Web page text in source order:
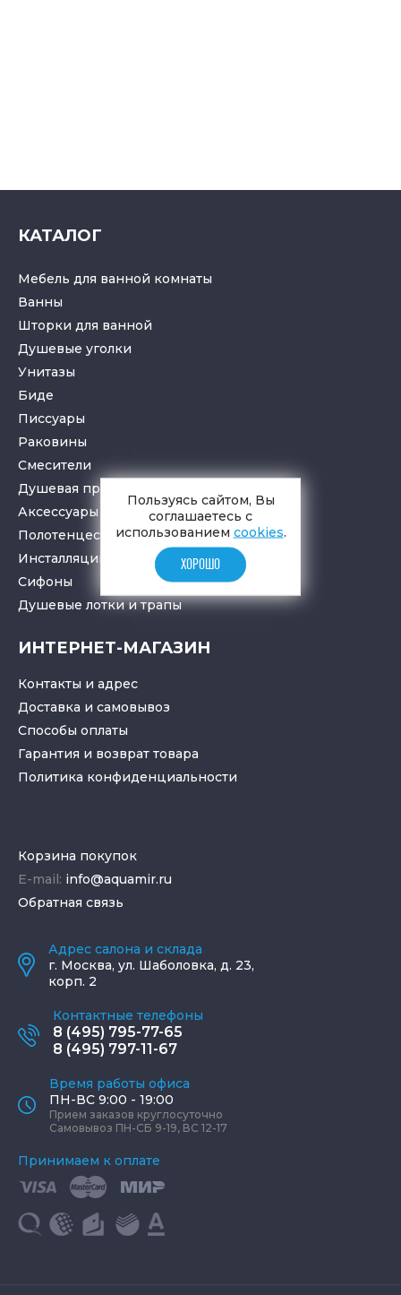
КАТАЛОГ
Мебель для ванной комнаты
Ванны
Шторки для ванной
Душевые уголки
Унитазы
Биде
Писсуары
Раковины
Смесители
Душевая программа
Аксессуары в ванную
Полотенцесушители
Инсталляции для санузлов
Cифоны
Душевые лоткиитрапы
ИНТЕРНЕТ-МАГАЗИН
Контакты и адрес
Доставка и самовывоз
Способы оплаты
Гарантия и возврат товара
Политика конфиденциальности
Корзина покупок
E-mail: info@aquamir.ru
Обратная связь
Адрес салона и склада
г. Москва, ул. Шаболовка, д. 23,
корп. 2
Контактные телефоны
8 (495) 795-77-65
8 (495) 797-11-67
Время работы офиса
ПН-ВС 9:00 - 19:00
Прием заказов круглосуточно
Самовывоз ПН-СБ 9-19, ВС 12-17
Принимаем к оплате
Пользуясь сайтом, Вы
соглашаетесь с
использованием cookies.
ХОРОШО